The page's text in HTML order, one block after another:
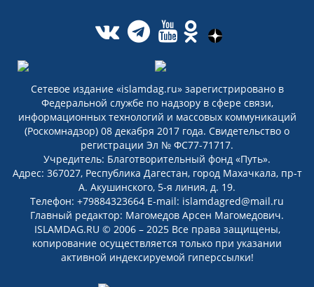
Сетевое издание «islamdag.ru» зарегистрировано в
Федеральной службе по надзору в сфере связи,
информационных технологий и массовых коммуникаций
(Роскомнадзор) 08 декабря 2017 года. Свидетельство о
регистрации Эл № ФС77-71717.
Учредитель: Благотворительный фонд «Путь».
Адрес: 367027, Республика Дагестан, город Махачкала, пр-т
А. Акушинского, 5-я линия, д. 19.
Телефон: +79884323664 E-mail: islamdagred@mail.ru
Главный редактор: Магомедов Арсен Магомедович.
ISLAMDAG.RU © 2006 – 2025 Все права защищены,
копирование осуществляется только при указании
активной индексируемой гиперссылки!